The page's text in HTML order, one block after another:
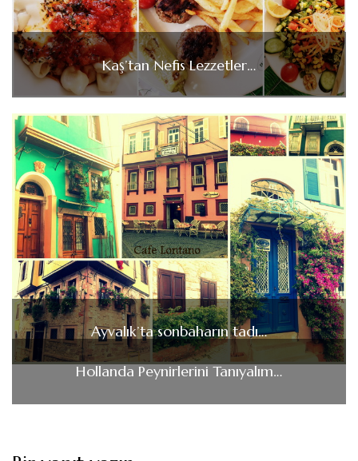
Kaş’tan Nefis Lezzetler…
Ayvalık’ta sonbaharın tadı…
Hollanda Peynirlerini Tanıyalım…